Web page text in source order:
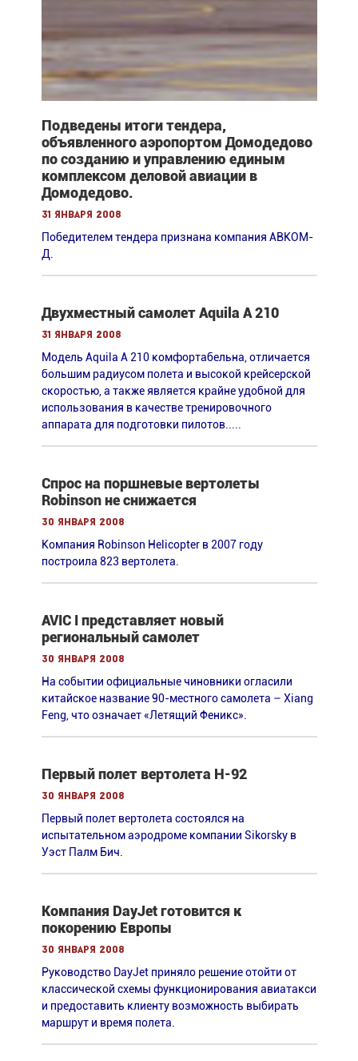
Подведены итоги тендера,
объявленного аэропортом Домодедово
по созданию и управлению единым
комплексом деловой авиации в
Домодедово.
31 января 2008
Победителем тендера признана компания АВКОМ-
Д.
Двухместный самолет Aquila A 210
31 января 2008
Модель Aquila A 210 комфортабельна, отличается
большим радиусом полета и высокой крейсерской
скоростью, а также является крайне удобной для
использования в качестве тренировочного
аппарата для подготовки пилотов.....
Спрос на поршневые вертолеты
Robinson не снижается
30 января 2008
Компания Robinson Helicopter в 2007 году
построила 823 вертолета.
AVIC I представляет новый
региональный самолет
30 января 2008
На событии официальные чиновники огласили
китайское название 90-местного самолета – Xiang
Feng, что означает «Летящий Феникс».
Первый полет вертолета H-92
30 января 2008
Первый полет вертолета состоялся на
испытательном аэродроме компании Sikorsky в
Уэст Палм Бич.
Компания DayJet готовится к
покорению Европы
30 января 2008
Руководство DayJet приняло решение отойти от
классической схемы функционирования авиатакси
и предоставить клиенту возможность выбирать
маршрут и время полета.